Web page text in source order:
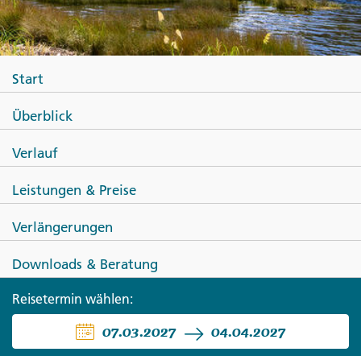
Höhepunkte Australiens und
Neuseelands
Start
Überblick
Verlauf
Leistungen & Preise
Verlängerungen
Downloads & Beratung
Reisetermin wählen:
07.03.2027 04.04.2027